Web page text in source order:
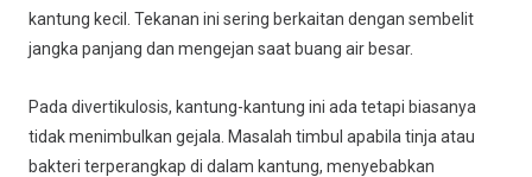
kantung kecil. Tekanan ini sering berkaitan dengan sembelit
jangka panjang dan mengejan saat buang air besar.
Pada divertikulosis, kantung-kantung ini ada tetapi biasanya
tidak menimbulkan gejala. Masalah timbul apabila tinja atau
bakteri terperangkap di dalam kantung, menyebabkan